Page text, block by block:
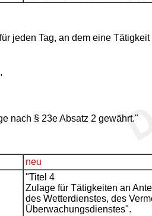
jeden Tag, an dem eine
nach § 23e Absatz 2 gewährt."
neu
"Titel 4
Zulage für Tätigkeiten an
des Wetterdienstes, des
Überwachungsdienstes".